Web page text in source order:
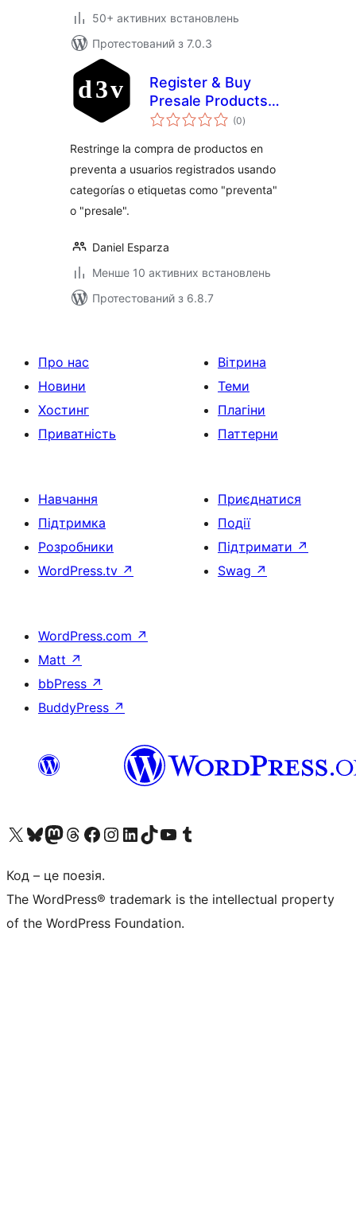
50+ активних встановлень
Протестований з 7.0.3
Register & Buy
Presale Products
for WooCommerce
(0загальний
рейтинг
)
Restringe la compra de productos en
preventa a usuarios registrados usando
categorías o etiquetas como "preventa"
o "presale".
Daniel Esparza
Менше 10 активних встановлень
Протестований з 6.8.7
Про нас
Новини
Хостинг
Приватність
Вітрина
Теми
Плагіни
Паттерни
Навчання
Підтримка
Розробники
WordPress.tv ↗
Приєднатися
Події
Підтримати ↗
Swag ↗
WordPress.com ↗
Matt ↗
bbPress ↗
BuddyPress ↗
Visit our X (formerly Twitter) account
Visit our Bluesky account
Завітайте до нашої стрічки в Mastodon
Visit our Threads account
Завітайте на нашу сторінку в Facebook
Visit our Instagram account
Visit our LinkedIn account
Visit our TikTok account
Visit our YouTube channel
Visit our Tumblr account
Код – це поезія.
The WordPress® trademark is the intellectual property
of the WordPress Foundation.